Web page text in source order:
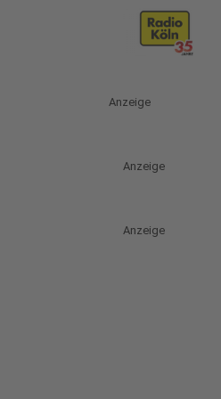
Anzeige
Anzeige
Anzeige